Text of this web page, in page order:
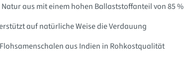
Natur aus mit einem hohen Ballaststoffanteil von 85 %
auf natürliche Weise die Verdauung
aus Indien in Rohkostqualität